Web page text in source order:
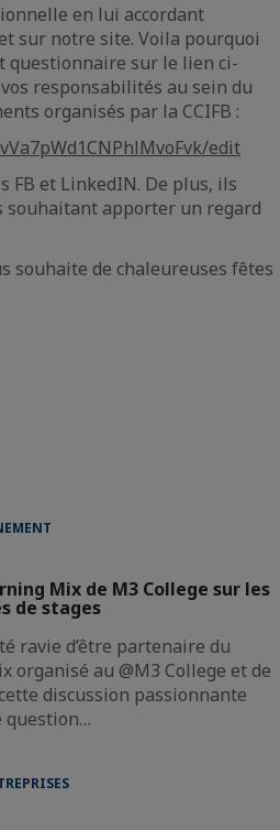
en lui accordant
sur notre site. Voila pourquoi
questionnaire sur le lien ci-
responsabilités au sein du
organisés par la CCIFB :
edit
FB et LinkedIN. De plus, ils
souhaitant apporter un regard
souhaite de chaleureuses fêtes
Mix de M3 College sur les
de stages
ravie d’être partenaire du
organisé au @M3 College et de
discussion passionnante
question…